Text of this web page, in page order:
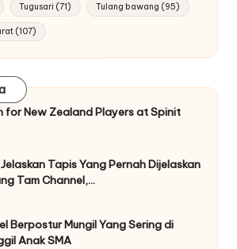
Tugusari (71) Tulang bawang (95)
(107)
for New Zealand Players at Spinit
Tapis Yang Pernah Dijelaskan
Tam Channel,…
Berpostur Mungil Yang Sering di
Anak SMA